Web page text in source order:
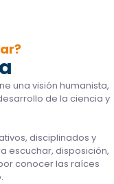
una visión humanista,
de la ciencia y
disciplinados y
escuchar, disposición,
conocer las raíces